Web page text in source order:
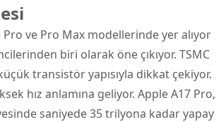
ve Pro Max modellerinde yer alıyor
biri olarak öne çıkıyor. TSMC
transistör yapısıyla dikkat çekiyor.
hız anlamına geliyor. Apple A17 Pro,
saniyede 35 trilyona kadar yapay